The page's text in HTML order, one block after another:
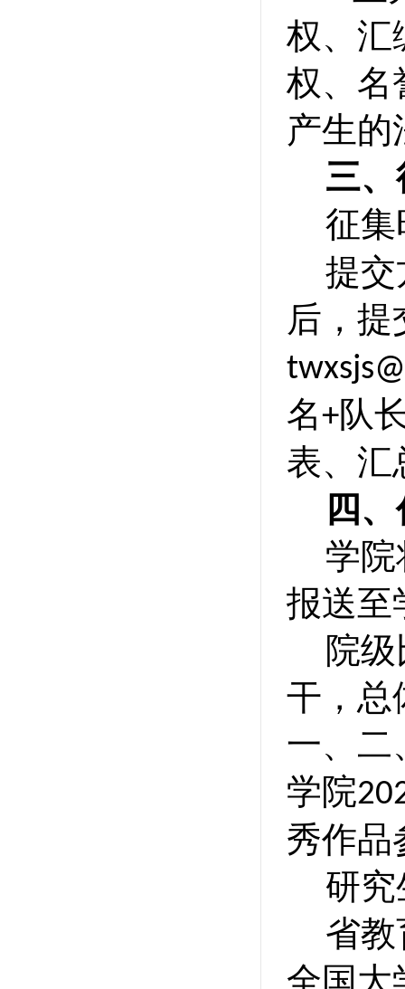
权、汇
权、名
产生的
三
征集
提交
后，
名+队
表、汇
四
学
报送至
院
干，总
一、二
学院
秀作品
研究
省
全国大